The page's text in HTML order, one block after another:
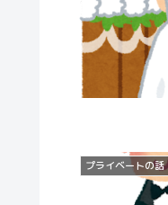
プライベートの話